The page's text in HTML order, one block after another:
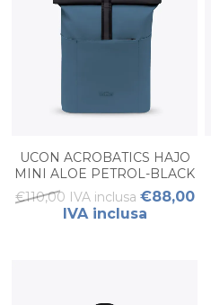
UCON ACROBATICS HAJO
MINI ALOE PETROL-BLACK
€110,00 IVA inclusa €88,00
IVA inclusa